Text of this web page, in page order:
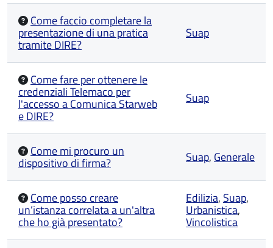
Come faccio completare la
presentazione di una pratica
tramite DIRE?
Suap
Come fare per ottenere le
credenziali Telemaco per
l'accesso a Comunica Starweb
e DIRE?
Suap
Come mi procuro un
dispositivo di firma? Suap, Generale
Come posso creare
un’istanza correlata a un'altra
che ho già presentato?
Edilizia, Suap,
Urbanistica,
Vincolistica